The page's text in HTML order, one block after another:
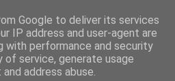
Google to deliver its services
IP address and user-agent are
with performance and security
service, generate usage
address abuse.